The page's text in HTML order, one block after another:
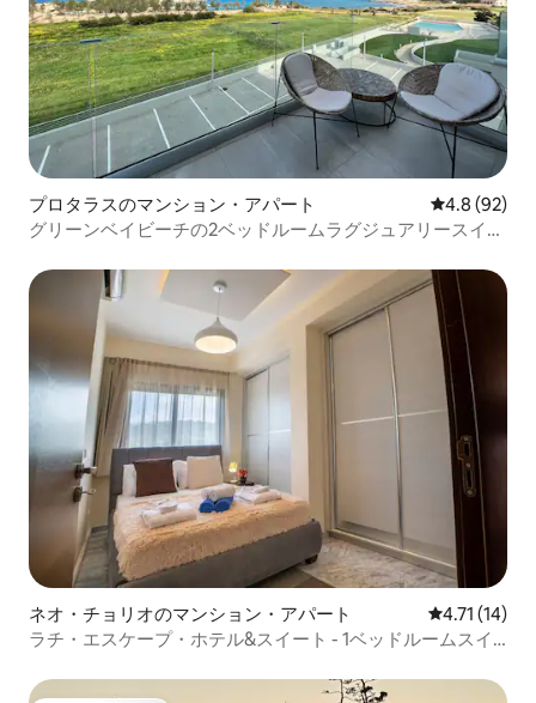
プロタラスのマンション・アパート レビュー92
4.8 (92)
グリーンベイビーチの2ベッドルームラグジュアリースイー
ネオ・チョリオのマンション・アパート レビュー14
4.71 (14)
ラチ・エスケープ・ホテル&スイート - 1ベッドルームスイ